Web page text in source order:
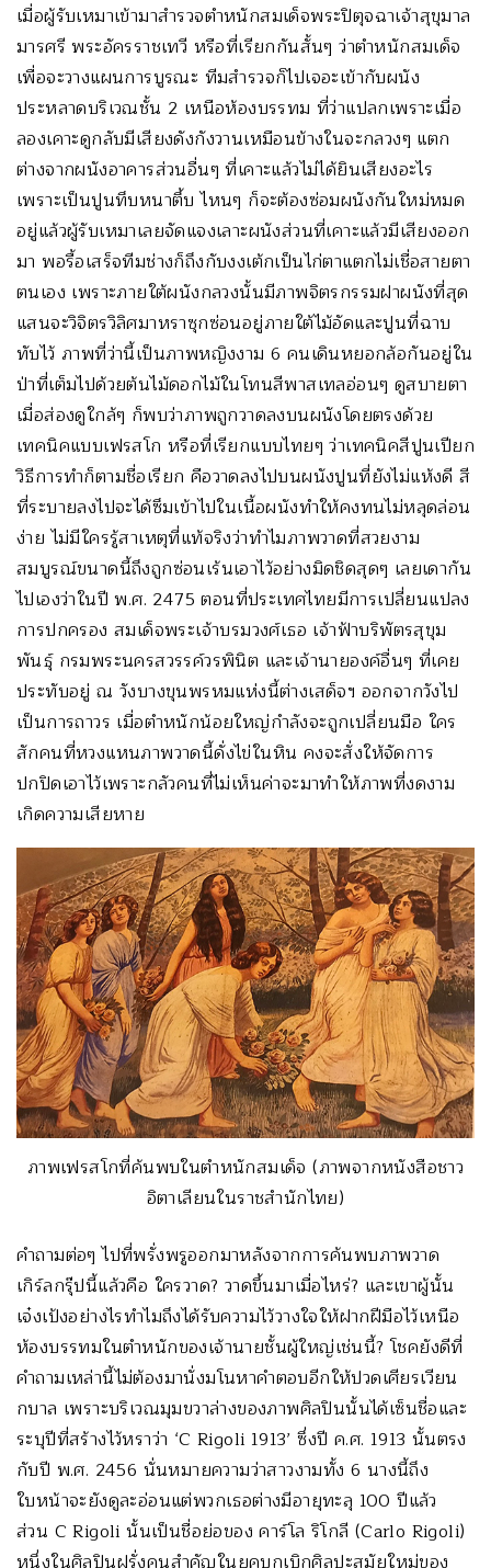
เมื่อผู้รับเหมาเข้ามาสำรวจตำหนักสมเด็จพระปิตุจฉาเจ้าสุขุมาล
มารศรี พระอัครราชเทวี หรือที่เรียกกันสั้นๆ ว่าตำหนักสมเด็จ
เพื่อจะวางแผนการบูรณะ ทีมสำรวจก็ไปเจอะเข้ากับผนัง
ประหลาดบริเวณชั้น 2 เหนือห้องบรรทม ที่ว่าแปลกเพราะเมื่อ
ลองเคาะดูกลับมีเสียงดังกังวานเหมือนข้างในจะกลวงๆ แตก
ต่างจากผนังอาคารส่วนอื่นๆ ที่เคาะแล้วไม่ได้ยินเสียงอะไร
เพราะเป็นปูนทึบหนาตึ้บ ไหนๆ ก็จะต้องซ่อมผนังกันใหม่หมด
อยู่แล้วผู้รับเหมาเลยจัดแจงเลาะผนังส่วนที่เคาะแล้วมีเสียงออก
มา พอรื้อเสร็จทีมช่างก็ถึงกับงงเต้กเป็นไก่ตาแตกไม่เชื่อสายตา
ตนเอง เพราะภายใต้ผนังกลวงนั้นมีภาพจิตรกรรมฝาผนังที่สุด
แสนจะวิจิตรวิลิศมาหราซุกซ่อนอยู่ภายใต้ไม้อัดและปูนที่ฉาบ
ทับไว้ ภาพที่ว่านี้เป็นภาพหญิงงาม 6 คนเดินหยอกล้อกันอยู่ใน
ป่าที่เต็มไปด้วยต้นไม้ดอกไม้ในโทนสีพาสเทลอ่อนๆ ดูสบายตา
เมื่อส่องดูใกล้ๆ ก็พบว่าภาพถูกวาดลงบนผนังโดยตรงด้วย
เทคนิคแบบเฟรสโก หรือที่เรียกแบบไทยๆ ว่าเทคนิคสีปูนเปียก
วิธีการทำก็ตามชื่อเรียก คือวาดลงไปบนผนังปูนที่ยังไม่แห้งดี สี
ที่ระบายลงไปจะได้ซึมเข้าไปในเนื้อผนังทำให้คงทนไม่หลุดล่อน
ง่าย ไม่มีใครรู้สาเหตุที่แท้จริงว่าทำไมภาพวาดที่สวยงาม
สมบูรณ์ขนาดนี้ถึงถูกซ่อนเร้นเอาไว้อย่างมิดชิดสุดๆ เลยเดากัน
ไปเองว่าในปี พ.ศ. 2475 ตอนที่ประเทศไทยมีการเปลี่ยนแปลง
การปกครอง สมเด็จพระเจ้าบรมวงศ์เธอ เจ้าฟ้าบริพัตรสุขุม
พันธุ์ กรมพระนครสวรรค์วรพินิต และเจ้านายองค์อื่นๆ ที่เคย
ประทับอยู่ ณ วังบางขุนพรหมแห่งนี้ต่างเสด็จฯ ออกจากวังไป
เป็นการถาวร เมื่อตำหนักน้อยใหญ่กำลังจะถูกเปลี่ยนมือ ใคร
สักคนที่หวงแหนภาพวาดนี้ดั่งไข่ในหิน คงจะสั่งให้จัดการ
ปกปิดเอาไว้เพราะกลัวคนที่ไม่เห็นค่าจะมาทำให้ภาพที่งดงาม
เกิดความเสียหาย
ภาพเฟรสโกที่ค้นพบในตำหนักสมเด็จ (ภาพจากหนังสือชาว
อิตาเลียนในราชสำนักไทย)
คำถามต่อๆ ไปที่พรั่งพรูออกมาหลังจากการค้นพบภาพวาด
เกิร์ลกรุ๊ปนี้แล้วคือ ใครวาด? วาดขึ้นมาเมื่อไหร่? และเขาผู้นั้น
เจ๋งเป้งอย่างไรทำไมถึงได้รับความไว้วางใจให้ฝากฝีมือไว้เหนือ
ห้องบรรทมในตำหนักของเจ้านายชั้นผู้ใหญ่เช่นนี้? โชคยังดีที่
คำถามเหล่านี้ไม่ต้องมานั่งมโนหาคำตอบอีกให้ปวดเศียรเวียน
กบาล เพราะบริเวณมุมขวาล่างของภาพศิลปินนั้นได้เซ็นชื่อและ
ระบุปีที่สร้างไว้หราว่า ‘C Rigoli 1913’ ซึ่งปี ค.ศ. 1913 นั้นตรง
กับปี พ.ศ. 2456 นั่นหมายความว่าสาวงามทั้ง 6 นางนี้ถึง
ใบหน้าจะยังดูละอ่อนแต่พวกเธอต่างมีอายุทะลุ 100 ปีแล้ว
ส่วน C Rigoli นั้นเป็นชื่อย่อของ คาร์โล ริโกลี (Carlo Rigoli)